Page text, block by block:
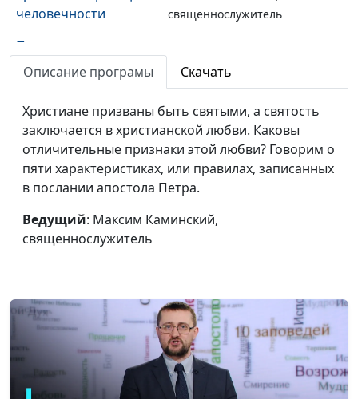
человечности
священнослужитель
Подлинная
человечность:
чувство долга и
ответственность
священнослужитель
Подлинная
человечность: делать
свое дело до конца
Максим Каминский,
священнослужитель
человечность: в чем
твоя ценность?
священнослужитель
священнослужитель
Как Бог нас спасает?
Павел Меженин,
священнослужитель
Павел Меженин,
#342
Описание програмы Скачать
Христиане призваны быть святыми, а святость
заключается в христианской любви. Каковы
отличительные признаки этой любви? Говорим о
пяти характеристиках, или правилах, записанных
в послании апостола Петра.
Ведущий: Максим Каминский,
священнослужитель